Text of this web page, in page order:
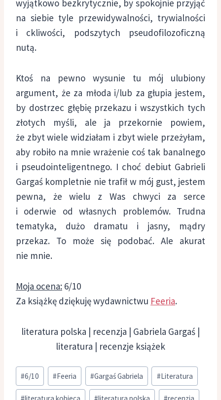
wyjątkowo bezkrytycznie, by spokojnie przyjąć
na siebie tyle przewidywalności, trywialności
i ckliwości, podszytych pseudofilozoficzną
nutą.
Ktoś na pewno wysunie tu mój ulubiony
argument, że za młoda i/lub za głupia jestem,
by dostrzec głębię przekazu i wszystkich tych
złotych myśli, ale ja przekornie powiem,
że zbyt wiele widziałam i zbyt wiele przeżyłam,
aby robiło na mnie wrażenie coś tak banalnego
i pseudointeligentnego. I choć debiut Gabrieli
Gargaś kompletnie nie trafił w mój gust, jestem
pewna, że wielu z Was chwyci za serce
i oderwie od własnych problemów. Trudna
tematyka, dużo dramatu i jasny, mądry
przekaz. To może się podobać. Ale akurat
nie mnie.
Moja ocena: 6/10
Za książkę dziękuję wydawnictwu Feeria.
literatura polska | recenzja | Gabriela Gargaś |
literatura | recenzje książek
Tagi
wpisu:
#6/10 #Feeria #Gargaś Gabriela #Literatura